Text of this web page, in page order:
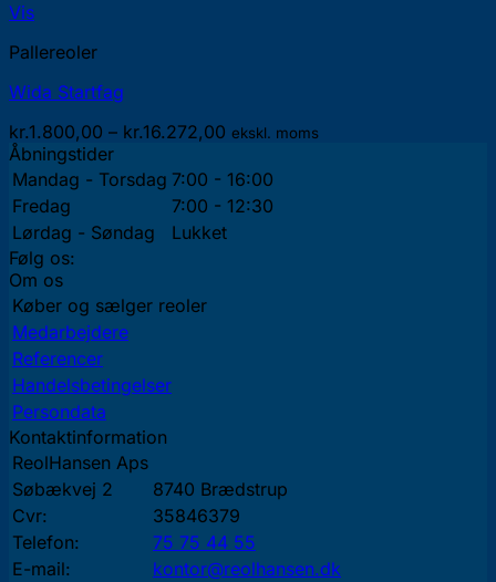
Dette
har
varianter.
Mulighederne
kan
vælges
på
varesiden
Vis
Pallereoler
Wida Startfag
kr.1.800,00 – kr.16.272,00 Prisinterval:
til
kr.16.272,00
ekskl. moms
Åbningstider
Mandag - Torsdag 7:00 - 16:00
Fredag
7:00 - 12:30
Lørdag - Søndag
Lukket
Følg os:
Om os
Køber og sælger reoler
Medarbejdere
Referencer
Handelsbetingelser
Persondata
Kontaktinformation
ReolHansen Aps
Søbækvej 2
8740 Brædstrup
Cvr:
35846379
Telefon:
75 75 44 55
E-mail:
kontor@reolhansen.dk